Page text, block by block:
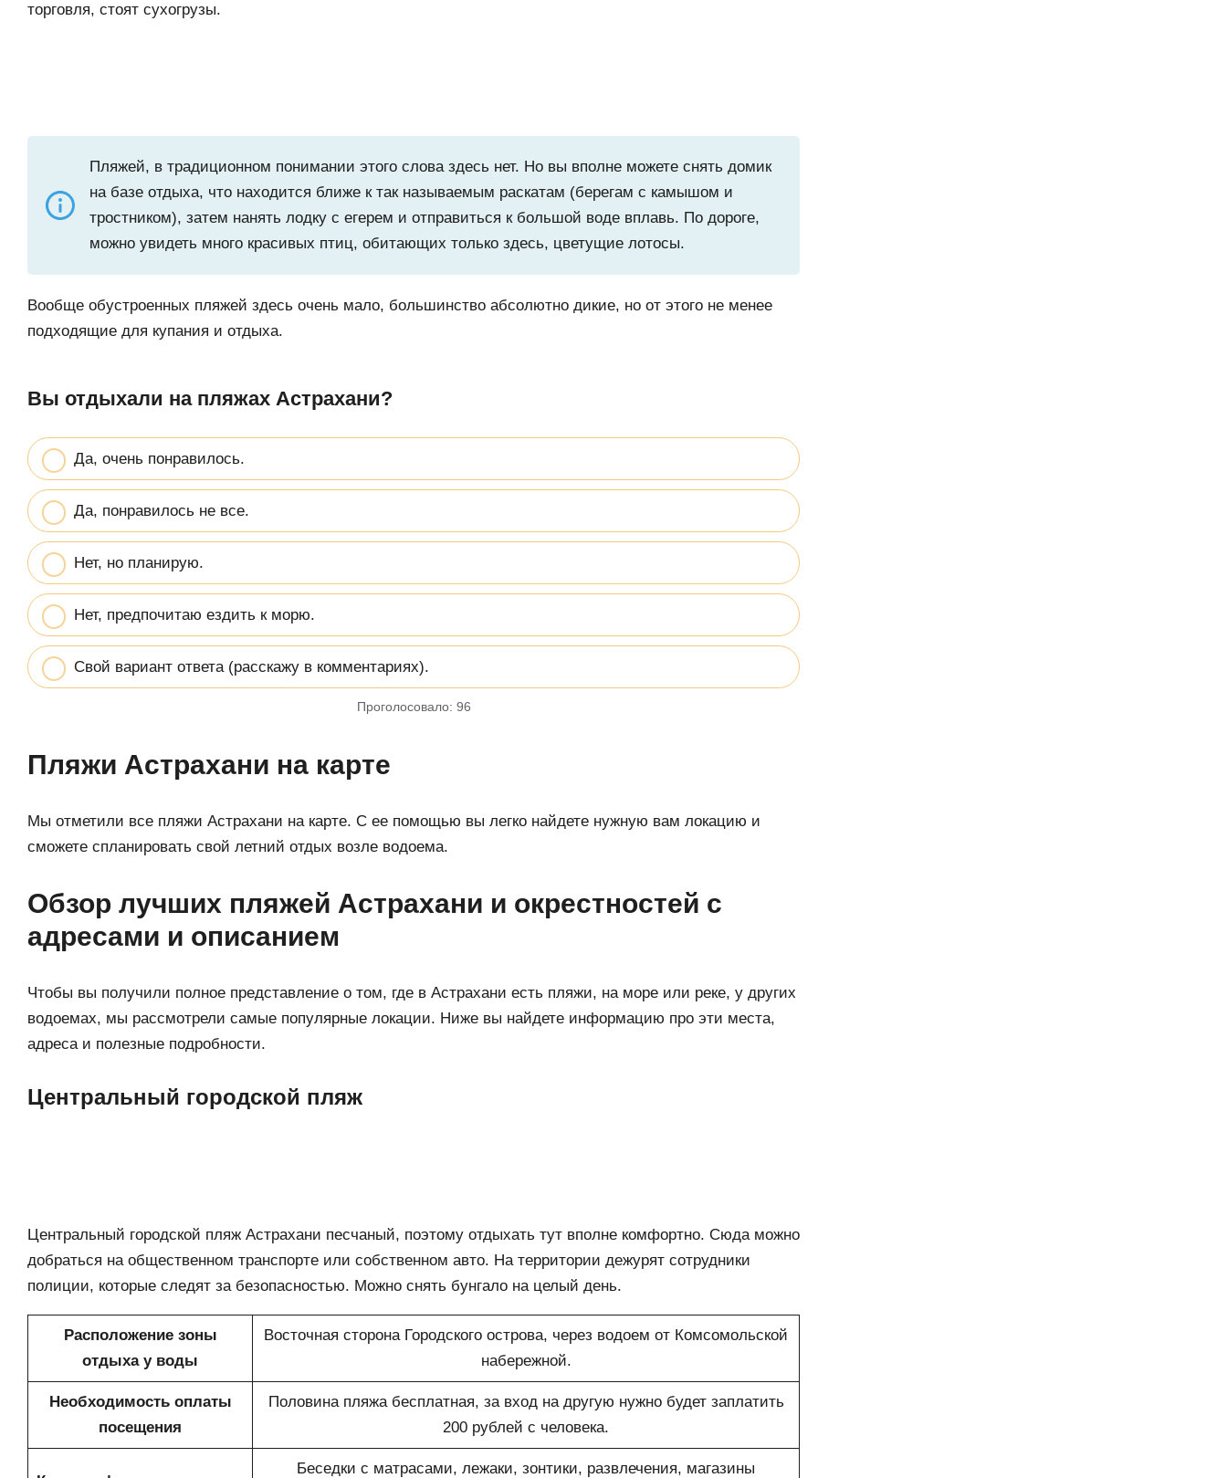
торговля, стоят сухогрузы.
Пляжей, в традиционном понимании этого слова здесь нет. Но вы вполне можете снять домик
на базе отдыха, что находится ближе к так называемым раскатам (берегам с камышом и
тростником), затем нанять лодку с егерем и отправиться к большой воде вплавь. По дороге,
можно увидеть много красивых птиц, обитающих только здесь, цветущие лотосы.
Вообще обустроенных пляжей здесь очень мало, большинство абсолютно дикие, но от этого не менее
подходящие для купания и отдыха.
Вы отдыхали на пляжах Астрахани?
Да, очень понравилось.
Да, понравилось не все.
Нет, но планирую.
Нет, предпочитаю ездить к морю.
Свой вариант ответа (расскажу в комментариях).
Проголосовало: 96
Пляжи Астрахани на карте
Мы отметили все пляжи Астрахани на карте. С ее помощью вы легко найдете нужную вам локацию и
сможете спланировать свой летний отдых возле водоема.
Обзор лучших пляжей Астрахани и окрестностей с
адресами и описанием
Чтобы вы получили полное представление о том, где в Астрахани есть пляжи, на море или реке, у других
водоемах, мы рассмотрели самые популярные локации. Ниже вы найдете информацию про эти места,
адреса и полезные подробности.
Центральный городской пляж
Центральный городской пляж Астрахани песчаный, поэтому отдыхать тут вполне комфортно. Сюда можно
добраться на общественном транспорте или собственном авто. На территории дежурят сотрудники
полиции, которые следят за безопасностью. Можно снять бунгало на целый день.
Расположение зоны
отдыха у воды
Восточная сторона Городского острова, через водоем от Комсомольской
набережной.
Необходимость оплаты
посещения
Половина пляжа бесплатная, за вход на другую нужно будет заплатить
200 рублей с человека.
Беседки с матрасами, лежаки, зонтики, развлечения, магазины